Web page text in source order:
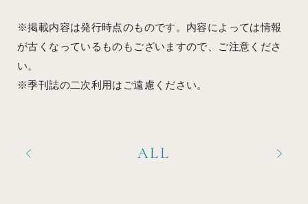
※掲載内容は発行時点のものです。内容によっては情報
が古くなっているものもございますので、ご注意くださ
い。
※季刊誌の二次利用はご遠慮ください。
ALL